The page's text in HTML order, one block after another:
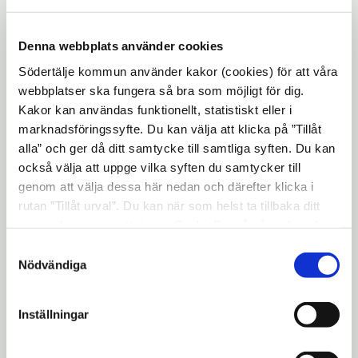
Denna webbplats använder cookies
Södertälje kommun använder kakor (cookies) för att våra
webbplatser ska fungera så bra som möjligt för dig.
Kakor kan användas funktionellt, statistiskt eller i
marknadsföringssyfte. Du kan välja att klicka på ”Tillåt
alla” och ger då ditt samtycke till samtliga syften. Du kan
också välja att uppge vilka syften du samtycker till
genom att välja dessa här nedan och därefter klicka i
rutan ”Tillåt urval”. Du kan när som helst ta tillbaka ditt
"Visa detaljer" kan du läsa om hur kakorna används och
hur vi och våra leverantörer inhämtar och behandlar
Nödvändiga
Inställningar
omsorgskontoret.
Steg 1: Student (termin 5)
Under detta steg har du en personlig
handlingsplan och en egen handledare. Du
kommer få en bred introduktion till våra
verksamheter med studiebesök och
grundutbildning i våra verksamhetsystem.
anställd som studentmedarbetare.
7)
I traineeprogrammets andra steg anställs